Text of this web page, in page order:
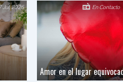
Jul, 2026
Amor en el lugar
En Contacto